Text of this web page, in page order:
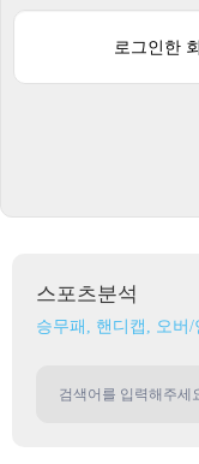
로그인한
스포츠분석
승무패, 핸디캡, 오버